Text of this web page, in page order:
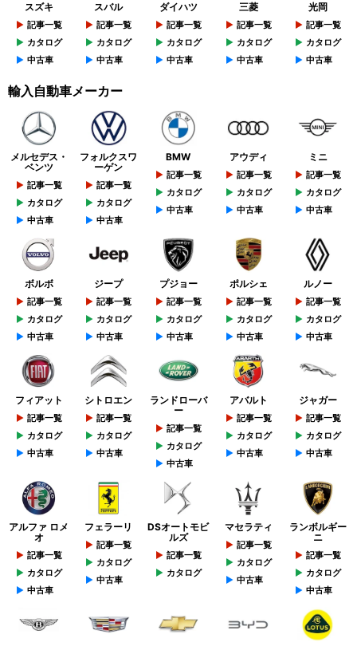
スズキ
記事一覧
カタログ
中古車
スバル
記事一覧
カタログ
中古車
ダイハツ
記事一覧
カタログ
中古車
三菱
記事一覧
カタログ
中古車
光岡
記事一覧
カタログ
中古車
輸入自動車メーカー
メルセデス・
ベンツ
記事一覧
カタログ
中古車
フォルクスワ
ーゲン
記事一覧
カタログ
中古車
BMW
記事一覧
カタログ
中古車
アウディ
記事一覧
カタログ
中古車
ミニ
記事一覧
カタログ
中古車
ボルボ
記事一覧
カタログ
中古車
ジープ
記事一覧
カタログ
中古車
プジョー
記事一覧
カタログ
中古車
ポルシェ
記事一覧
カタログ
中古車
ルノー
記事一覧
カタログ
中古車
フィアット
記事一覧
カタログ
中古車
シトロエン
記事一覧
カタログ
中古車
ランドローバ
ー
記事一覧
カタログ
中古車
アバルト
記事一覧
カタログ
中古車
ジャガー
記事一覧
カタログ
中古車
アルファ ロメ
オ
記事一覧
カタログ
中古車
フェラーリ
記事一覧
カタログ
中古車
DSオートモビ
ルズ
記事一覧
カタログ
マセラティ
記事一覧
カタログ
中古車
ランボルギー
ニ
記事一覧
カタログ
中古車